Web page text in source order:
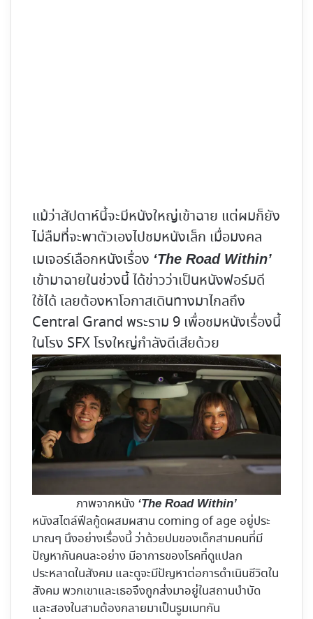
แม้ว่าสัปดาห์นี้จะมีหนังใหญ่เข้าฉาย แต่ผมก็ยัง
ไม่ลืมที่จะพาตัวเองไปชมหนังเล็ก เมื่อมงคล
เมเจอร์เลือกหนังเรื่อง ‘The Road Within’
เข้ามาฉายในช่วงนี้ ได้ข่าวว่าเป็นหนังฟอร์มดี
ใช้ได้ เลยต้องหาโอกาสเดินทางมาไกลถึง
Central Grand พระราม 9 เพื่อชมหนังเรื่องนี้
ในโรง SFX โรงใหญ่กำลังดีเสียด้วย
ภาพจากหนัง ‘The Road Within’
หนังสไตล์ฟีลกู้ดผสมผสาน coming of age อยู่ประ
มาณๆ นึงอย่างเรื่องนี้ ว่าด้วยปมของเด็กสามคนที่มี
ปัญหากันคนละอย่าง มีอาการของโรคที่ดูแปลก
ประหลาดในสังคม และดูจะมีปัญหาต่อการดำเนินชีวิตใน
สังคม พวกเขาและเธอจึงถูกส่งมาอยู่ในสถานบำบัด
และสองในสามต้องกลายมาเป็นรูมเมทกัน